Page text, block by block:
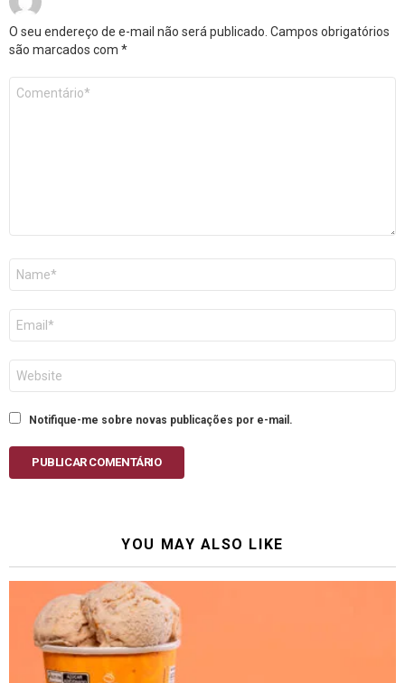
O seu endereço de e-mail não será publicado. Campos obrigatórios
são marcados com *
mail
Notifique-me sobre novas publicações por e-mail.
PUBLICAR COMENTÁRIO
YOU MAY ALSO LIKE